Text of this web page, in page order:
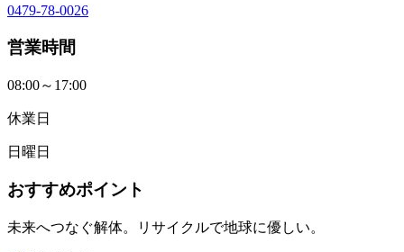
0479-78-0026
営業時間
08:00～17:00
休業日
日曜日
おすすめポイント
未来へつなぐ解体。リサイクルで地球に優しい。